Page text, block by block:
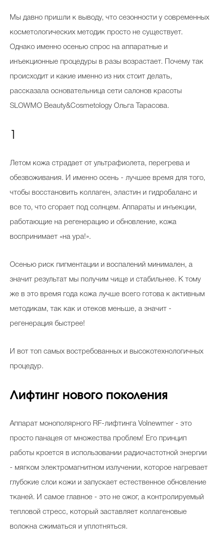
Мы давно пришли к выводу, что сезонности у современных
косметологических методик просто не существует.
Однако именно осенью спрос на аппаратные и
инъекционные процедуры в разы возрастает. Почему так
происходит и какие именно из них стоит делать,
рассказала основательница сети салонов красоты
SLOWMO Beauty&Cosmetology Ольга Тарасова.
Летом кожа страдает от ультрафиолета, перегрева и
обезвоживания. И именно осень - лучшее время для того,
чтобы восстановить коллаген, эластин и гидробаланс и
все то, что сгорает под солнцем. Аппараты и инъекции,
работающие на регенерацию и обновление, кожа
воспринимает «на ура!».
Осенью риск пигментации и воспалений минимален, а
значит результат мы получим чище и стабильнее. К тому
же в это время года кожа лучше всего готова к активным
методикам, так как и отеков меньше, а значит -
регенерация быстрее!
И вот топ самых востребованных и высокотехнологичных
процедур.
Лифтинг нового поколения
Аппарат монополярного RF-лифтинга Volnewmer - это
просто панацея от множества проблем! Его принцип
работы кроется в использовании радиочастотной энергии
- мягком электромагнитном излучении, которое нагревает
глубокие слои кожи и запускает естественное обновление
тканей. И самое главное - это не ожог, а контролируемый
тепловой стресс, который заставляет коллагеновые
волокна сжиматься и уплотняться.